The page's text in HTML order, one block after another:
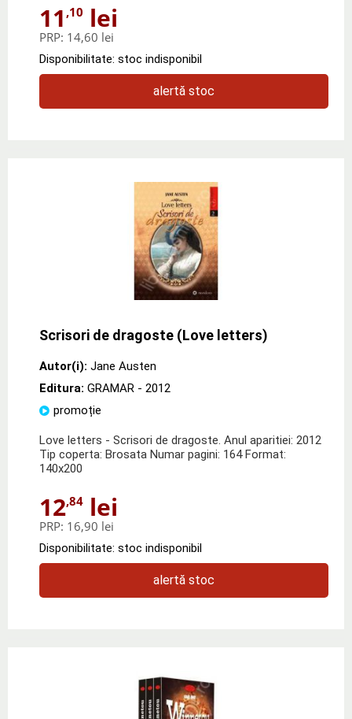
11 ,10 lei
PRP: 14,60 lei
Disponibilitate: stoc indisponibil
alertă stoc
Scrisori de dragoste (Love letters)
Autor(i): Jane Austen
Editura: GRAMAR - 2012
promoție
Love letters - Scrisori de dragoste. Anul aparitiei: 2012
Tip coperta: Brosata Numar pagini: 164 Format:
140x200
12,84 lei
PRP: 16,90 lei
Disponibilitate: stoc indisponibil
alertă stoc